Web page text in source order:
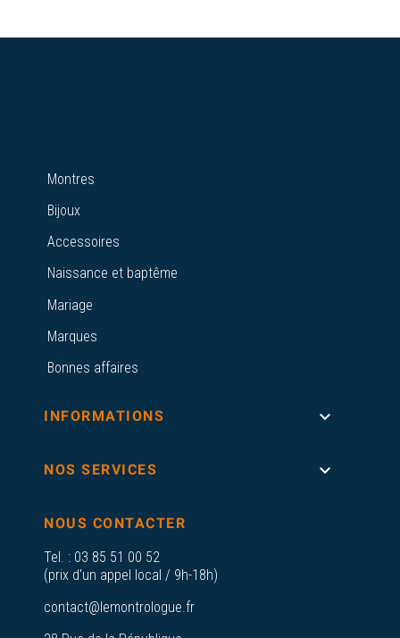
Montres
Bijoux
Accessoires
Naissance et baptême
Mariage
Marques
Bonnes affaires
INFORMATIONS 
NOS SERVICES 
NOUS CONTACTER
Tel. : 03 85 51 00 52
(prix d'un appel local / 9h-18h)
contact@lemontrologue.fr